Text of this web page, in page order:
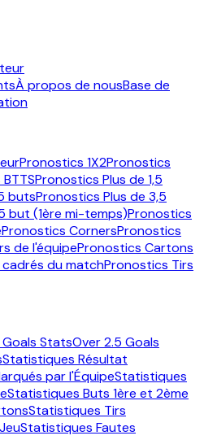
À propos de nousBase de
Pronostics 1X2Pronostics
Pronostics Plus de 1,5
butsPronostics Plus de 3,5
but (1ère mi-temps)Pronostics
Pronostics CornersPronostics
de l'équipePronostics Cartons
du matchPronostics Tirs
Goals StatsOver 2.5 Goals
Statistiques Résultat
par l'ÉquipeStatistiques
Statistiques Buts 1ère et 2ème
Statistiques Tirs
Statistiques Fautes